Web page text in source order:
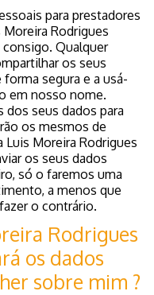
para prestadores
Rodrigues
consigo. Qualquer
os seus
segura e a usá-
em nosso nome.
dos seus dados para
os mesmos de
Moreira Rodrigues
os seus dados
só o faremos uma
a menos que
o contrário.
Rodrigues
os dados
sobre mim ?